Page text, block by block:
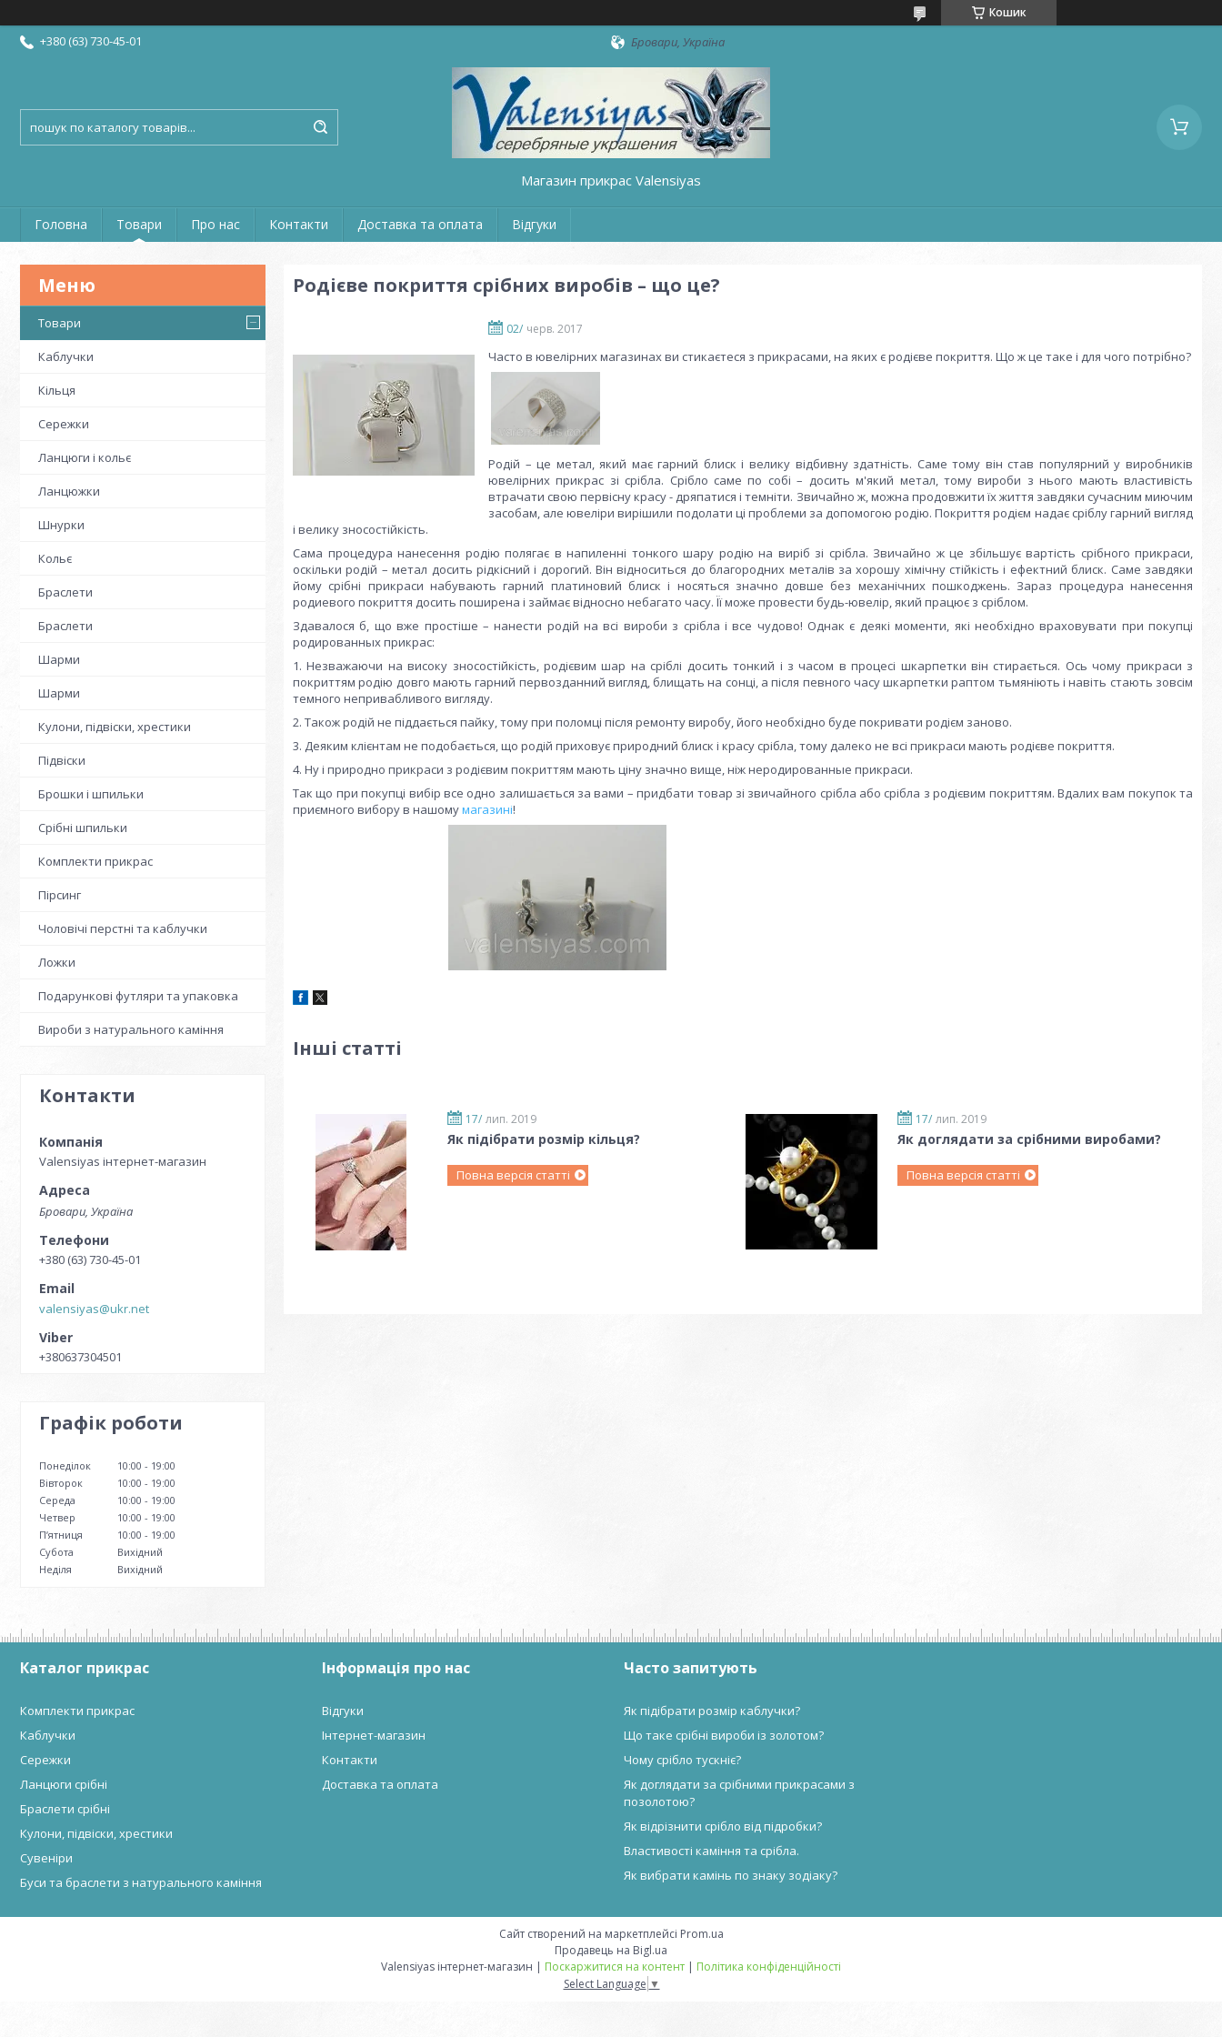
Кошик
+380 (63) 730-45-01 Бровари, Україна
Магазин прикрас Valensiyas
Головна Товари Про нас Контакти Доставка та оплата Відгуки
Товари
Каблучки
Кільця
Сережки
Ланцюги і кольє
Ланцюжки
Шнурки
Кольє
Браслети
Браслети
Шарми
Шарми
Кулони, підвіски, хрестики
Підвіски
Брошки і шпильки
Срібні шпильки
Комплекти прикрас
Пірсинг
Чоловічі перстні та каблучки
Ложки
Подарункові футляри та упаковка
Вироби з натурального каміння
Контакти
Valensiyas інтернет-магазин
Бровари, Україна
+380 (63) 730-45-01
valensiyas@ukr.net
+380637304501
Графік роботи
Понеділок 10:00
19:00
Вівторок
10:00
19:00
Середа
10:00
19:00
Четвер
10:00
19:00
Пʼятниця
10:00
19:00
Субота
Вихідний
Неділя
Вихідний
Родієве покриття срібних виробів – що це?
02/ черв. 2017
Часто в ювелірних магазинах ви стикаєтеся з прикрасами, на яких є родієве покриття. Що ж це таке і для чого потрібно?
Родій – це метал, який має гарний блиск і велику відбивну здатність. Саме тому він став популярний у виробників
ювелірних прикрас зі срібла. Срібло саме по собі – досить м'який метал, тому вироби з нього мають властивість
втрачати свою первісну красу - дряпатися і темніти. Звичайно ж, можна продовжити їх життя завдяки сучасним миючим
засобам, але ювеліри вирішили подолати ці проблеми за допомогою родію. Покриття родієм надає сріблу гарний вигляд
і велику зносостійкість.
Сама процедура нанесення родію полягає в напиленні тонкого шару родію на виріб зі срібла. Звичайно ж це збільшує вартість срібного прикраси,
оскільки родій – метал досить рідкісний і дорогий. Він відноситься до благородних металів за хорошу хімічну стійкість і ефектний блиск. Саме завдяки
йому срібні прикраси набувають гарний платиновий блиск і носяться значно довше без механічних пошкоджень. Зараз процедура нанесення
родиевого покриття досить поширена і займає відносно небагато часу. Її може провести будь-ювелір, який працює з сріблом.
Здавалося б, що вже простіше – нанести родій на всі вироби з срібла і все чудово! Однак є деякі моменти, які необхідно враховувати при покупці
родированных прикрас:
1. Незважаючи на високу зносостійкість, родієвим шар на сріблі досить тонкий і з часом в процесі шкарпетки він стирається. Ось чому прикраси з
покриттям родію довго мають гарний первозданний вигляд, блищать на сонці, а після певного часу шкарпетки раптом тьмяніють і навіть стають зовсім
темного непривабливого вигляду.
2. Також родій не піддається пайку, тому при поломці після ремонту виробу, його необхідно буде покривати родієм заново.
3. Деяким клієнтам не подобається, що родій приховує природний блиск і красу срібла, тому далеко не всі прикраси мають родієве покриття.
4. Ну і природно прикраси з родієвим покриттям мають ціну значно вище, ніж неродированные прикраси.
Так що при покупці вибір все одно залишається за вами – придбати товар зі звичайного срібла або срібла з родієвим покриттям. Вдалих вам покупок та
приємного вибору в нашомумагазині!
Інші статті
17/ лип. 2019
Як підібрати розмір кільця?
Повна версія статті
17/ лип. 2019
Як доглядати за срібними виробами?
Повна версія статті
Каталог прикрас
Комплекти прикрас
Каблучки
Сережки
Ланцюги срібні
Браслети срібні
Кулони, підвіски, хрестики
Сувеніри
Буси та браслети з натурального каміння
Інформація про нас
Відгуки
Інтернет-магазин
Контакти
Доставка та оплата
Часто запитують
Як підібрати розмір каблучки?
Що таке срібні вироби із золотом?
Чому срібло тускніє?
Як доглядати за срібними прикрасами з
позолотою?
Як відрізнити срібло від підробки?
Властивості каміння та срібла.
Як вибрати камінь по знаку зодіаку?
Сайт створений на маркетплейсі Prom.ua
Продавець на Bigl.ua
Valensiyas інтернет-магазин | Поскаржитися на контент | Політика конфіденційності
Select Language ▼